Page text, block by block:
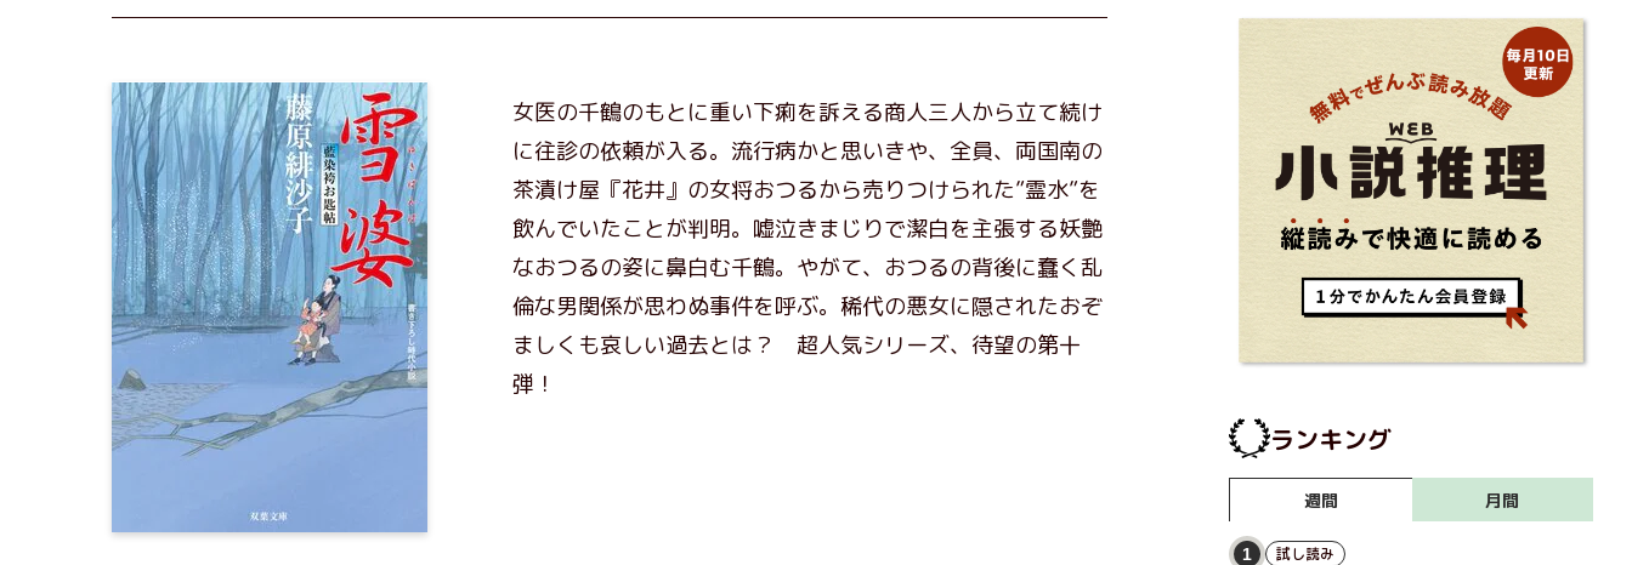
女医の千鶴のもとに重い下痢を訴える商人三人から立て続け
に往診の依頼が入る。流行病かと思いきや、全員、両国南の
茶漬け屋『花井』の女将おつるから売りつけられた”霊水”を
飲んでいたことが判明。嘘泣きまじりで潔白を主張する妖艶
なおつるの姿に鼻白む千鶴。やがて、おつるの背後に蠢く乱
倫な男関係が思わぬ事件を呼ぶ。稀代の悪女に隠されたおぞ
ましくも哀しい過去とは？ 超人気シリーズ、待望の第十
弾！
ランキング
週間 月間
1 試し読み